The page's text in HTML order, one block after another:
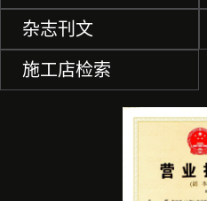
杂志刊文
施工店检索